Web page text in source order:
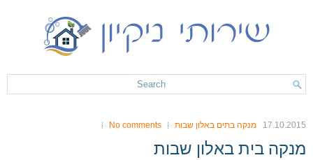
17.10.2015 מנקה בתים באלון שבות No comments
מנקה בית באלון שבות